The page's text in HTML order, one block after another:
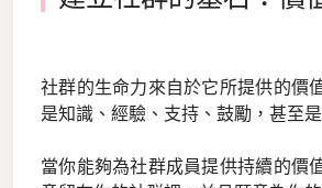
社群的生命力來自於它所提供的價
是知識、經驗、支持、鼓勵，甚至
當你能夠為社群成員提供持續的價